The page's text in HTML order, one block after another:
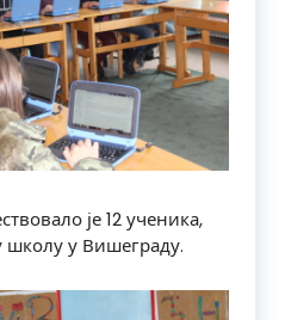
је 12 ученика,
школу у Вишеграду.